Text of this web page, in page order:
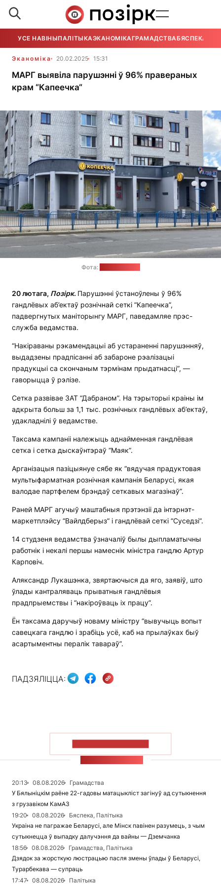
УСЕ НАВІНЫПАЛІТЫКАЭКАНОМІКАГРАМАДСТВАБЯСПЕКА
Эканоміка 20.02.2025 15:31
МАРГ выявіла парушэнні ў 96% правераных
крам “Капеечка“
Фота:
20 лютага, Позірк. Парушэнні ўстаноўлены ў 96%
гандлёвых аб’ектаў рознічнай сеткі “Капеечка”,
падвергнутых маніторынгу МАРГ, паведамляе прэс-
служба ведамства.
“Накіраваны рэкамендацыі аб устараненні парушэнняў,
выдадзены прадпісанні аб забароне рэалізацыі
прадукцыі са скончаным тэрмінам прыдатнасці”, —
гаворыцца ў рэлізе.
Сетка развівае ЗАТ “Дабраном”. На тэрыторыі краіны ім
адкрыта больш за 1,1 тыс. рознічных гандлёвых аб’ектаў,
удакладнілі ў ведамстве.
Таксама кампаніі належыць аднайменная гандлёвая
сетка і сетка дыскаўнтэраў “Маяк”.
Арганізацыя пазіцыянуе сябе як “вядучая прадуктовая
мультыфарматная рознічная кампанія Беларусі, якая
валодае партфелем брэндаў сеткавых магазінаў”.
Раней МАРГ агучыў маштабныя прэтэнзіі да інтэрнэт-
маркетплэйсу “Вайлдберыз” і гандлёвай сеткі “Суседзі”.
14 студзеня ведамства ўзначаліў былы дыпламатычны
работнік і некалі першы намеснік міністра гандлю Артур
Карповіч.
Аляксандр Лукашэнка, звяртаючыся да яго, заявіў, што
ўлады кантраляваць прыватныя гандлёвыя
прадпрыемствы і “накіроўваць іх працу”.
Ён таксама даручыў новаму міністру “вывучыць вопыт
савецкага гандлю і зрабіць усё, каб на прылаўках быў
асартыментны пералік тавараў”.
ПАДЗЯЛІЦЦА:
20:13 08.08.2026
Грамадства
У Бялыніцкім раёне 22-гадовы матацыкліст загінуў ад сутыкнення
з грузавіком КамАЗ
19:20
08.08.2026
Бяспека, Палітыка
Украіна не пагражае Беларусі, але Мінск павінен разумець, з чым
сутыкнецца ў выпадку далучэння да вайны — Дземчанка
18:56
08.08.2026
Грамадства, Палітыка
Дзядок за жорсткую люстрацыю пасля змены ўлады ў Беларусі,
Турарбекава — супраць
17:47
08.08.2026 Палітыка